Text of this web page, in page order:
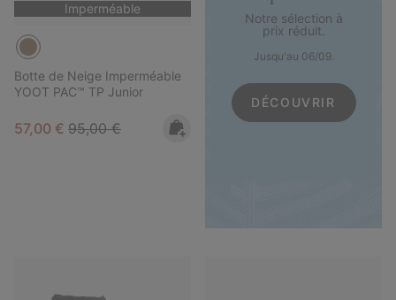
Imperméable
Botte de Neige Imperméable
YOOT PAC™ TP Junior
Sale price:
57,00 € Regular price:
95,00 €
Notre sélection à
prix réduit.
Jusqu'au 06/09.
DÉCOUVRIR